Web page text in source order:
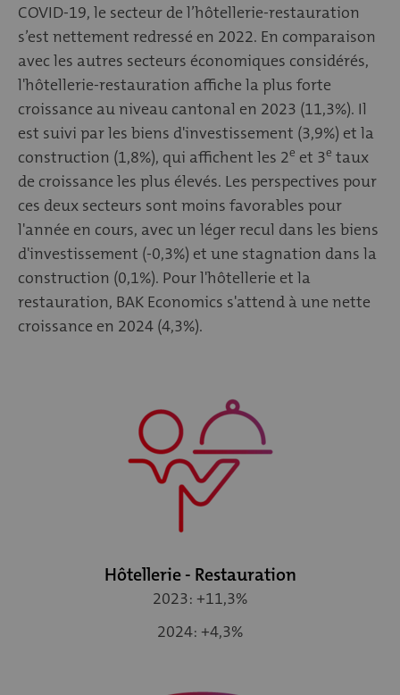
COVID-19, le secteur de l’hôtellerie-restauration
s’est nettement redressé en 2022. En comparaison
avec les autres secteurs économiques considérés,
l'hôtellerie-restauration affiche la plus forte
croissance au niveau cantonal en 2023 (11,3%). Il
est suivi par les biens d'investissement (3,9%) et la
construction (1,8%), qui affichent les 2e et 3e taux
de croissance les plus élevés. Les perspectives pour
ces deux secteurs sont moins favorables pour
l'année en cours, avec un léger recul dans les biens
d'investissement (-0,3%) et une stagnation dans la
construction (0,1%). Pour l'hôtellerie et la
restauration, BAK Economics s'attend à une nette
croissance en 2024 (4,3%).
Hôtellerie - Restauration
2023: +11,3%
2024: +4,3%